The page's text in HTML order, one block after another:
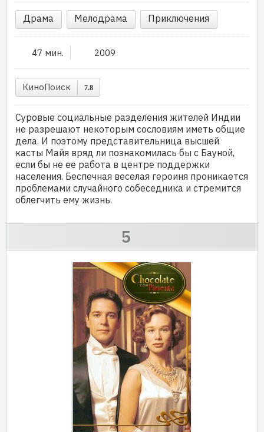
Драма Мелодрама Приключения
47 мин. 2009
КиноПоиск 7.8
Суровые социальные разделения жителей Индии
не разрешают некоторым сословиям иметь общие
дела. И поэтому представительница высшей
касты Майя вряд ли познакомилась бы с Бауной,
если бы не ее работа в центре поддержки
населения. Беспечная веселая героиня проникается
проблемами случайного собеседника и стремится
облегчить ему жизнь.